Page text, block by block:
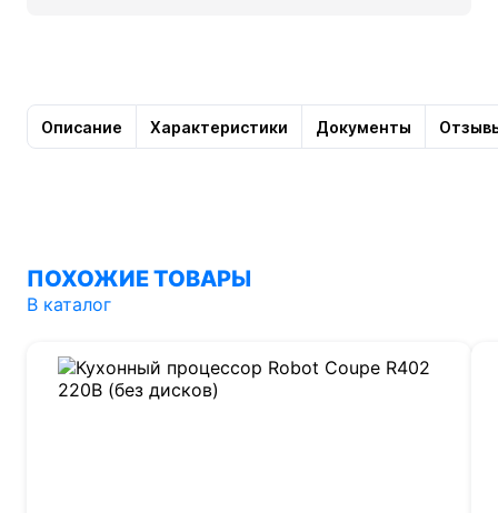
Описание Характеристики Документы
ПОХОЖИЕ ТОВАРЫ
В каталог